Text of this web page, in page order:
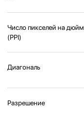
Число пикселей на дюйм
(PPI)
Диагональ
Разрешение